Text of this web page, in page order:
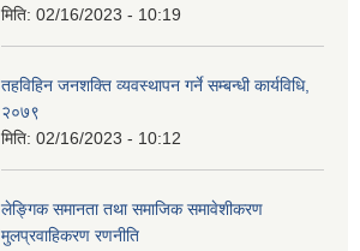
मिति: 02/16/2023 - 10:19
तहविहिन जनशक्ति व्यवस्थापन गर्ने सम्बन्धी कार्यविधि,
२०७९
मिति: 02/16/2023 - 10:12
लेङ्गिक समानता तथा समाजिक समावेशीकरण
मुलप्रवाहिकरण रणनीति